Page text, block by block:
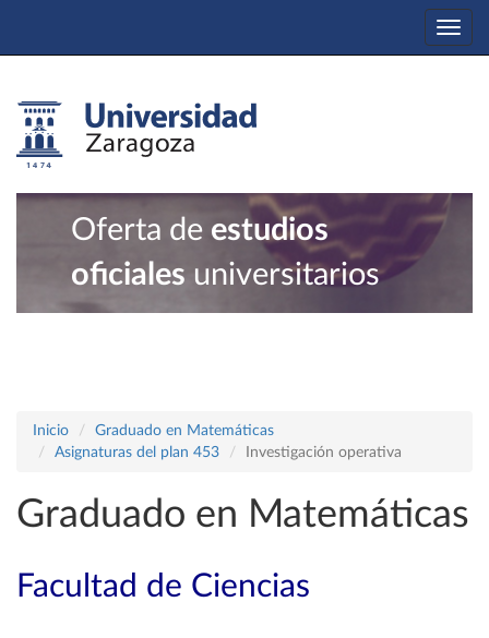
Oferta de estudios
oficiales universitarios
Inicio
Graduado en Matemáticas
Asignaturas del plan 453
Investigación operativa
Graduado en Matemáticas
Facultad de Ciencias